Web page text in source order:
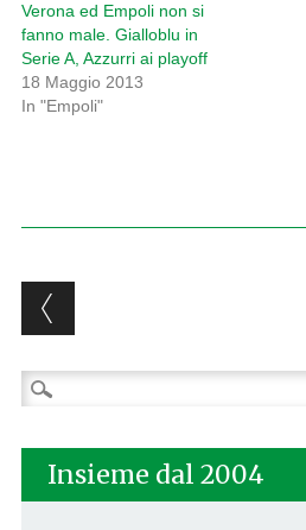
Verona ed Empoli non si
fanno male. Gialloblu in
Serie A, Azzurri ai playoff
18 Maggio 2013
In "Empoli"
Post navigation
Ricerca
per:
Insieme dal 2004